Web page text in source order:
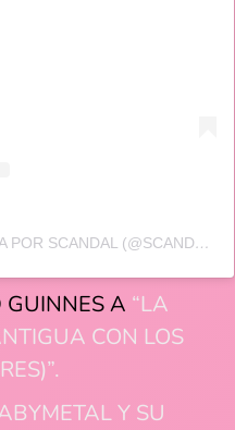
UNA PUBLICACIÓN COMPARTIDA POR SCANDAL (@SCANDAL_BAND_OFFICIAL)
GUINNES A “LA
CON LOS
Y SU